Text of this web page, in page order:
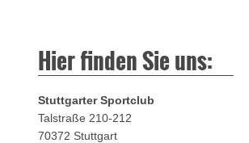
Hier finden Sie uns:
Stuttgarter Sportclub
Talstraße 210-212
70372 Stuttgart